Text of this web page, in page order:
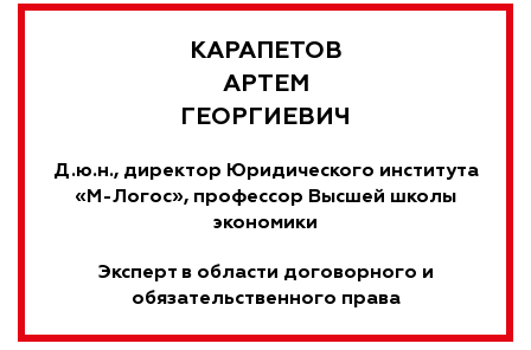
КАРАПЕТОВ
АРТЕМ
ГЕОРГИЕВИЧ
Д.ю.н., директор Юридического института
«М-Логос», профессор Высшей школы
экономики
Эксперт в области договорного и
обязательственного права